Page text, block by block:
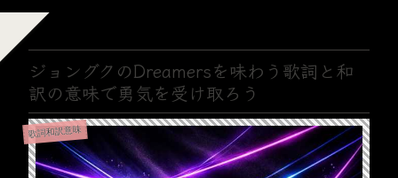
ジョングクのDreamersを味わう歌詞と和
訳の意味で勇気を受け取ろう
歌詞和訳意味